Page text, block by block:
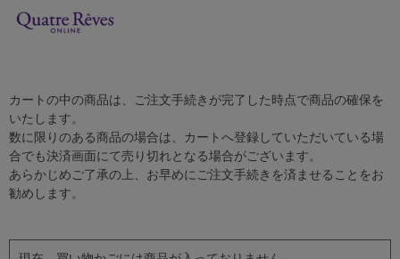
カートの中の商品は、ご注文手続きが完了した時点で商品の確保を
いたします。
数に限りのある商品の場合は、カートへ登録していただいている場
合でも決済画面にて売り切れとなる場合がございます。
あらかじめご了承の上、お早めにご注文手続きを済ませることをお
勧めします。